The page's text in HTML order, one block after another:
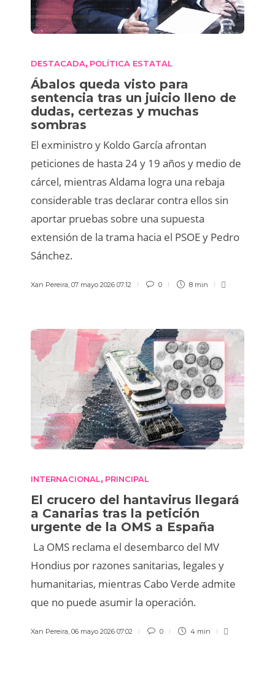
DESTACADA, POLÍTICA ESTATAL
Ábalos queda visto para
sentencia tras un juicio lleno de
dudas, certezas y muchas
sombras
El exministro y Koldo García afrontan
peticiones de hasta 24 y 19 años y medio de
cárcel, mientras Aldama logra una rebaja
considerable tras declarar contra ellos sin
aportar pruebas sobre una supuesta
extensión de la trama hacia el PSOE y Pedro
Sánchez.
Xan Pereira, 07 mayo 2026 07:12 0 8 min
INTERNACIONAL, PRINCIPAL
El crucero del hantavirus llegará
a Canarias tras la petición
urgente de la OMS a España
La OMS reclama el desembarco del MV
Hondius por razones sanitarias, legales y
humanitarias, mientras Cabo Verde admite
que no puede asumir la operación.
Xan Pereira 06 mayo 2026 07:02 0 4 min